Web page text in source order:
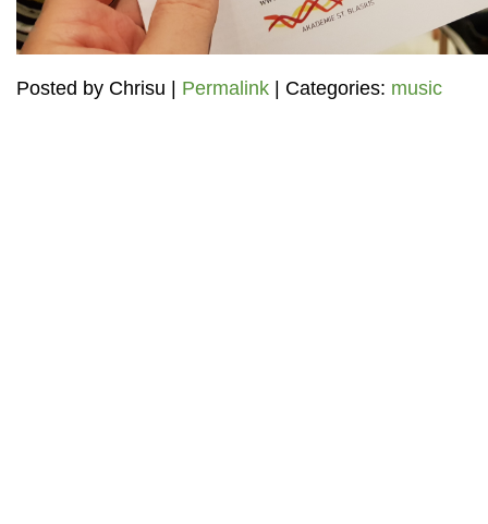
Posted by Chrisu | Permalink | Categories: music